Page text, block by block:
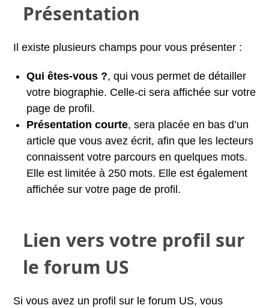
Présentation
Il existe plusieurs champs pour vous présenter :
Qui êtes-vous ?, qui vous permet de détailler
votre biographie. Celle-ci sera affichée sur votre
page de profil.
Présentation courte, sera placée en bas d’un
article que vous avez écrit, afin que les lecteurs
connaissent votre parcours en quelques mots.
Elle est limitée à 250 mots. Elle est également
affichée sur votre page de profil.
Lien vers votre profil sur
le forum US
Si vous avez un profil sur le forum US, vous